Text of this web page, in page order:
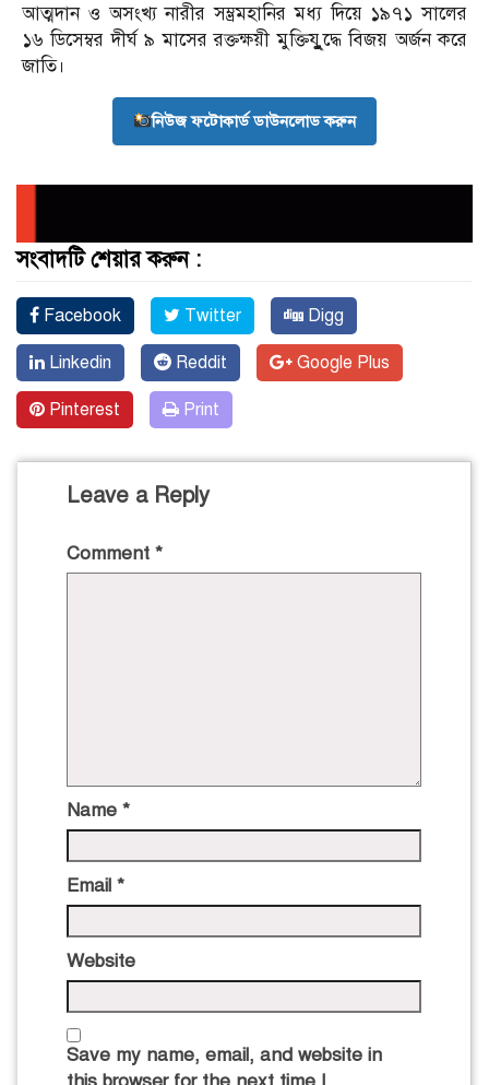
আত্মদান ও অসংখ্য নারীর সম্ভ্রমহানির মধ্য দিয়ে ১৯৭১ সালের
১৬ ডিসেম্বর দীর্ঘ ৯ মাসের রক্তক্ষয়ী মুক্তিযুুুদ্ধে বিজয় অর্জন করে
জাতি।
নিউজ ফটোকার্ড ডাউনলোড করুন
সংবাদটি শেয়ার করুন :
Facebook Twitter Digg
Linkedin Reddit Google Plus
Pinterest Print
Leave a Reply
Comment *
Name *
Email *
Website
Save my name, email, and website in